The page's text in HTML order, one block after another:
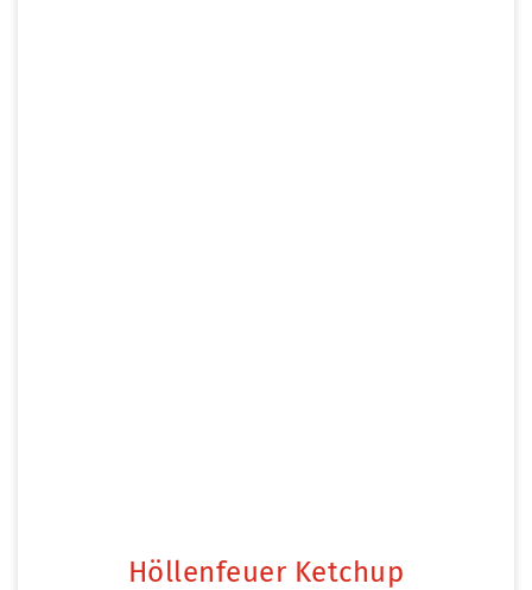
Höllenfeuer Ketchup